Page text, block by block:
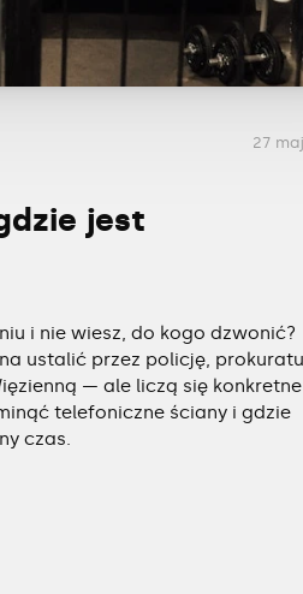
27
jest
i nie wiesz, do kogo dzwonić?
ustalić przez policję,
— ale liczą się
telefoniczne ściany i gdzie
czas.